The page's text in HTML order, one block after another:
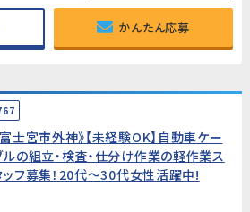
かんたん応募
富士宮市外神》【未経験OK】自動車ケー
ルの組立・検査・仕分け作業の軽作業ス
ッフ募集！20代～30代女性活躍中!